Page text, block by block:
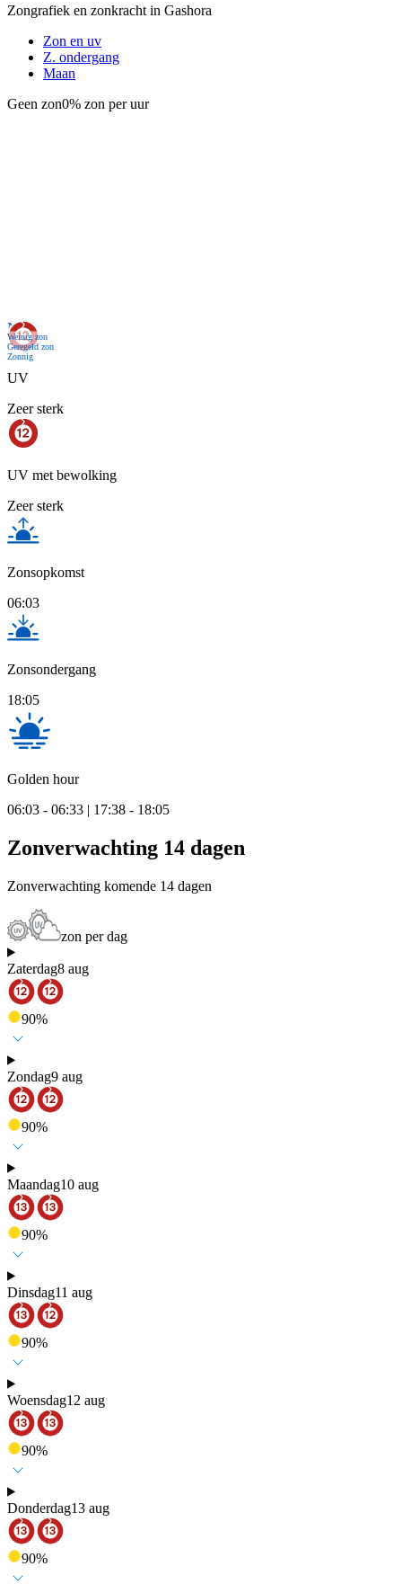
Zongrafiek en zonkracht in Gashora
Zon en uv
Z. ondergang
Maan
Geen zon0% zon per uur
Nu
Weinig zon
Geregeld zon
Zonnig
UV
Zeer sterk
UV met bewolking
Zeer sterk
Zonsopkomst
06:03
Zonsondergang
18:05
Golden hour
06:03 - 06:33 | 17:38 - 18:05
Zonverwachting 14 dagen
Zonverwachting komende 14 dagen
zon per dag
Zaterdag8 aug
90%
Zondag9 aug
90%
Maandag10 aug
90%
Dinsdag11 aug
90%
Woensdag12 aug
90%
Donderdag13 aug
90%